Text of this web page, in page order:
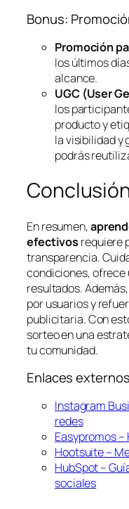
Bonus:
Promoción
los últimos
alcance.
UGC (User
los
producto y
la visibilidad y
podrás
En resumen,
efectivos requiere
transparencia.
condiciones, ofrece
resultados.
por usuarios y
publicitaria. Con
sorteo en una
tu comunidad.
Enlaces
Instagram
redes
Easypromos
Hootsuite –
HubSpot –
sociales